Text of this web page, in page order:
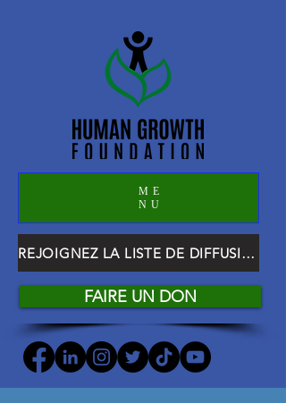
ME
NU
REJOIGNEZ LA LISTE DE DIFFUSION HGF
FAIRE UN DON